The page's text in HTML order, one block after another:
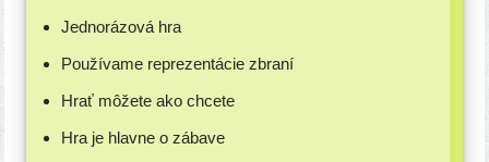
Jednorázová hra
Používame repre­zen­tá­cie zbraní
Hrať môže­te ako chcete
Hra je hlav­ne o zábave